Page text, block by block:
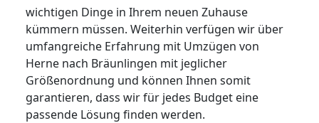
wichtigen Dinge in Ihrem neuen Zuhause
kümmern müssen. Weiterhin verfügen wir über
umfangreiche Erfahrung mit Umzügen von
Herne nach Bräunlingen mit jeglicher
Größenordnung und können Ihnen somit
garantieren, dass wir für jedes Budget eine
passende Lösung finden werden.